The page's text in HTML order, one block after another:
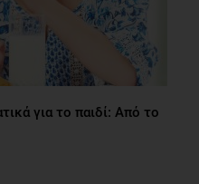
για το παιδί: Από το